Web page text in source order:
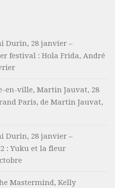
Durin, 28 janvier –
festival : Hola Frida, André
en-ville, Martin Jauvat, 28
Paris, de Martin Jauvat,
Durin, 28 janvier –
: Yuku et la fleur
Mastermind, Kelly